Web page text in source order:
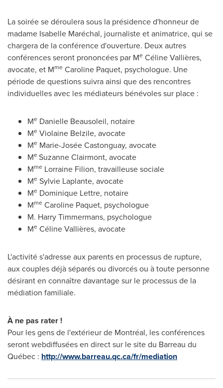
La soirée se déroulera sous la présidence d'honneur de
madame Isabelle Maréchal, journaliste et animatrice, qui se
chargera de la conférence d'ouverture. Deux autres
conférences seront prononcées par Me Céline Vallières,
avocate, et Mme Caroline Paquet, psychologue. Une
période de questions suivra ainsi que des rencontres
individuelles avec les médiateurs bénévoles sur place :
Me Danielle Beausoleil, notaire
Me Violaine Belzile, avocate
Me Marie-Josée Castonguay, avocate
MeSuzanne Clairmont, avocate
Mme Lorraine Filion, travailleuse sociale
Me Sylvie Laplante, avocate
Me Dominique Lettre, notaire
Mme Caroline Paquet, psychologue
M. Harry Timmermans, psychologue
Me Céline Vallières, avocate
L'activité s'adresse aux parents en processus de rupture,
aux couples déjà séparés ou divorcés ou à toute personne
désirant en connaître davantage sur le processus de la
médiation familiale.
À ne pas rater !
Pour les gens de l'extérieur de Montréal, les conférences
seront webdiffusées en direct sur le site du Barreau du
Québec : http://www.barreau.qc.ca/fr/mediation